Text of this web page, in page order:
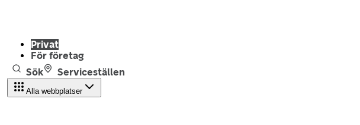
Privat
För företag
Sök
Serviceställen
Alla webbplatser